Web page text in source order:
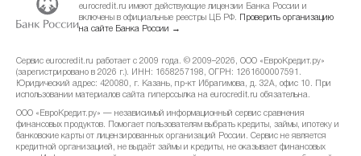
eurocredit.ru имеют действующие лицензии Банка России и
включены в официальные реестры ЦБ РФ.
Проверить организацию
на сайте Банка России →
Сервис eurocredit.ru работает с 2009 года. © 2009–2026, ООО «ЕвроКредит.ру»
(зарегистрировано в 2026 г.). ИНН: 1658257198, ОГРН: 1261600007591.
Юридический адрес: 420080, г. Казань, пр-кт Ибрагимова, д. 32А, офис 10. При
использовании материалов сайта гиперссылка на eurocredit.ru обязательна.
ООО «ЕвроКредит.ру» — независимый информационный сервис сравнения
финансовых продуктов. Помогает пользователям выбрать кредиты, займы, ипотеку и
банковские карты от лицензированных организаций России. Сервис не является
кредитной организацией, не выдаёт займы и кредиты, не оказывает финансовых